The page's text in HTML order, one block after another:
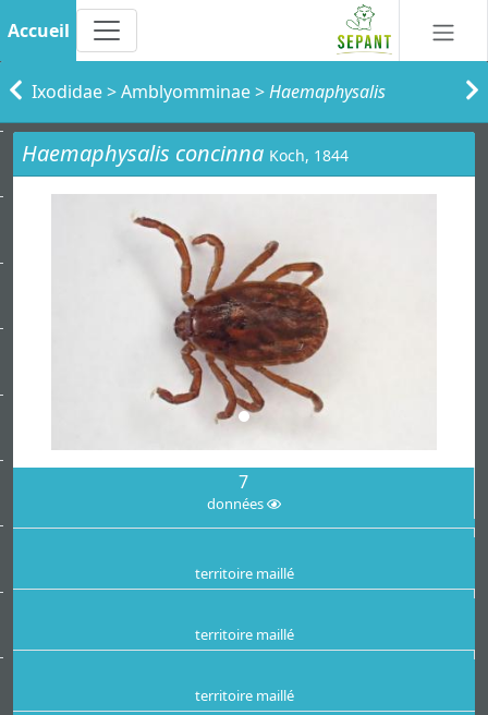
Accueil
Ixodidae>Amblyomminae>Haemaphysalis
Haemaphysalis concinna Koch, 1844
7
données
territoire maillé
territoire maillé
territoire maillé